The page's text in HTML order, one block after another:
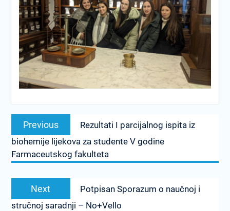
Post
navigation
Previous
Previous
post:
Rezultati I parcijalnog ispita iz
biohemije lijekova za studente V godine
Farmaceutskog fakulteta
Next
post:
Potpisan Sporazum o naučnoj i
stručnoj saradnji – No+Vello